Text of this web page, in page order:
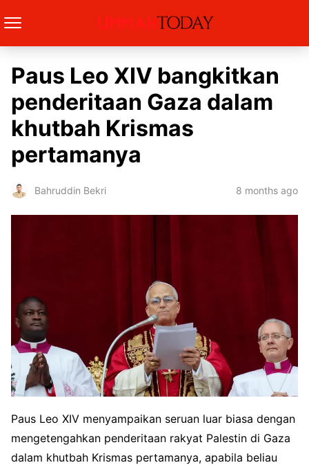
Paus Leo XIV bangkitkan
penderitaan Gaza dalam
khutbah Krismas
pertamanya
Bahruddin Bekri 8 months ago
Paus Leo XIV menyampaikan seruan luar biasa dengan
mengetengahkan penderitaan rakyat Palestin di Gaza
dalam khutbah Krismas pertamanya, apabila beliau